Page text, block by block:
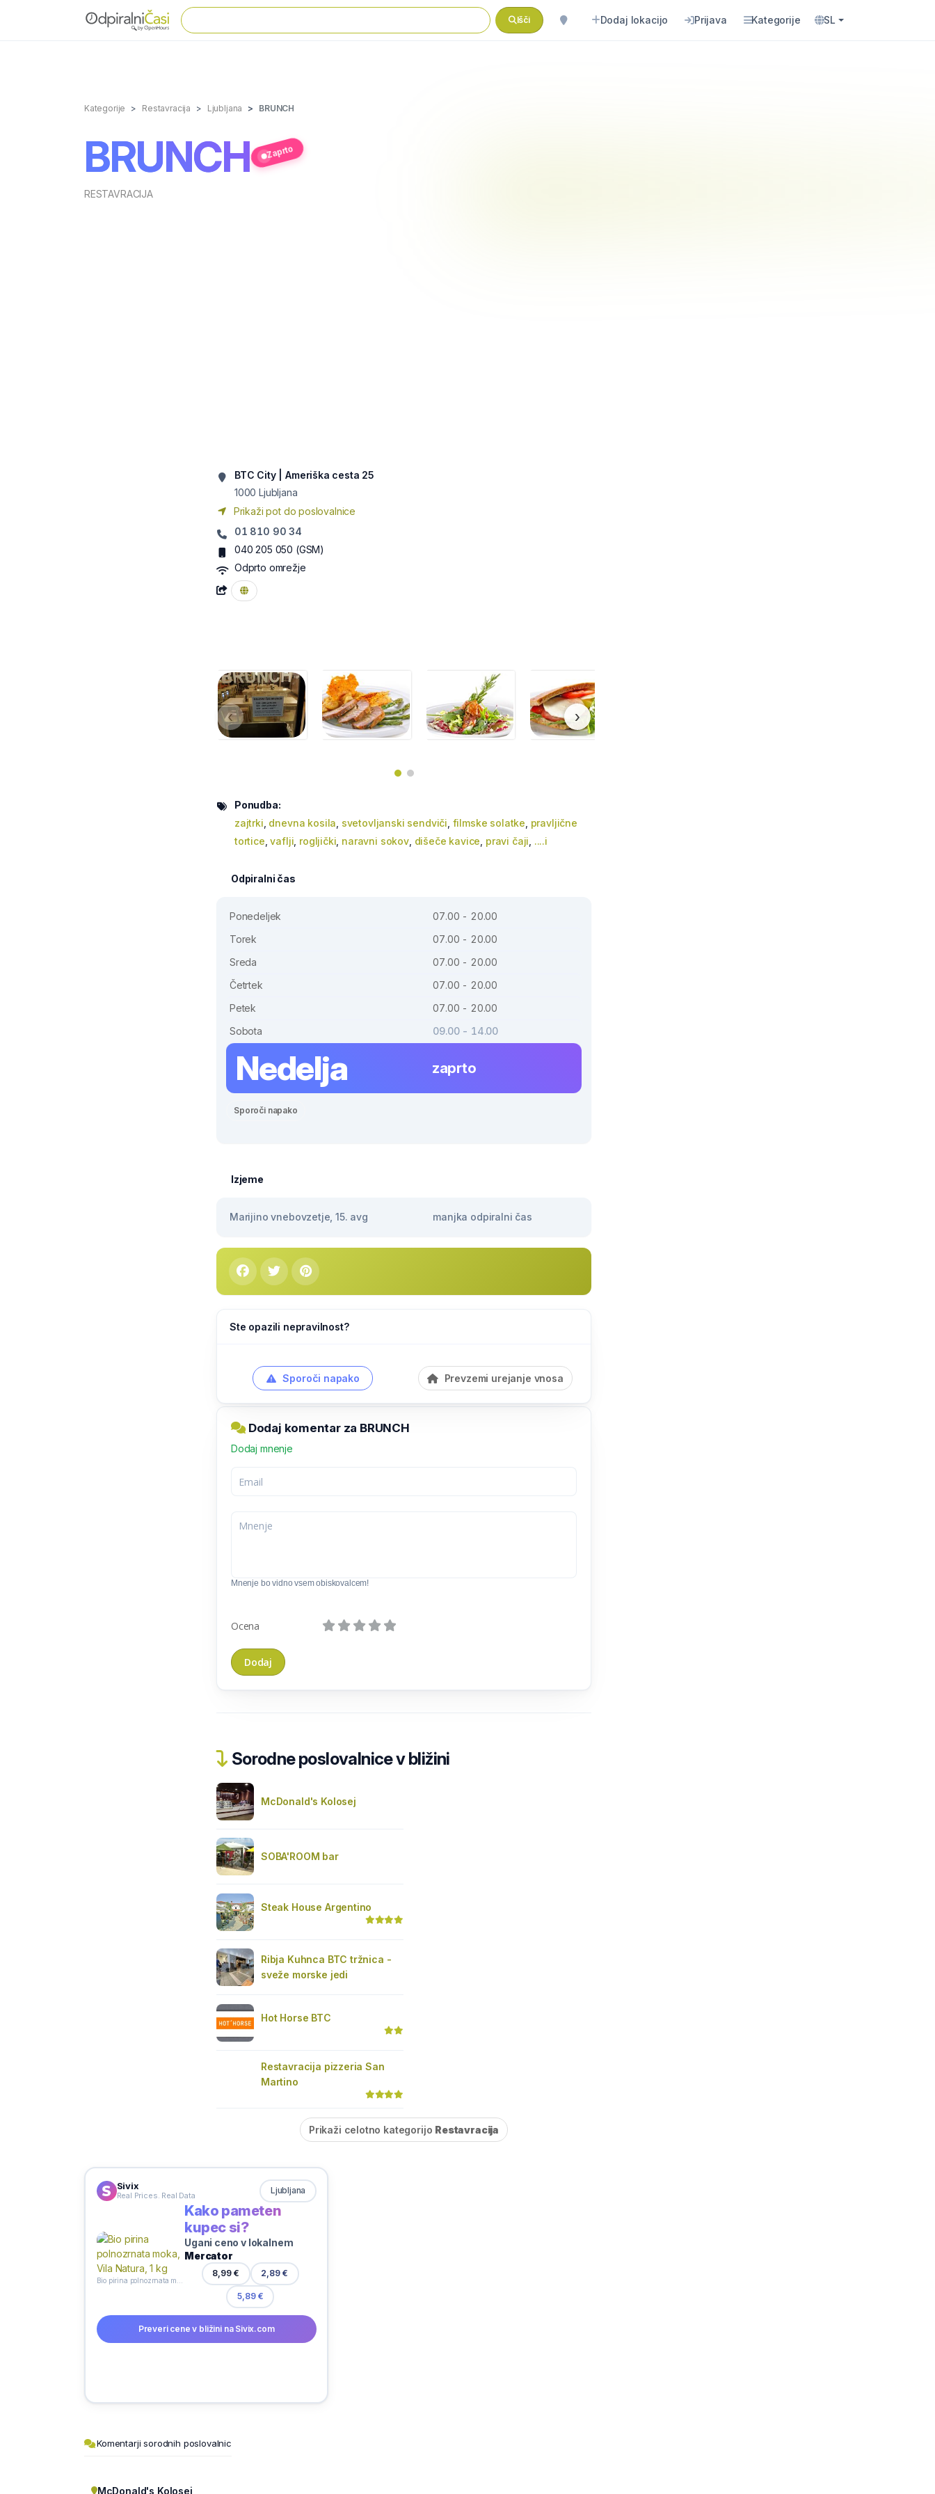
Išči Dodaj lokacijo Prijava Kategorije SL
Kategorije Restavracija Ljubljana BRUNCH
BRUNCH
RESTAVRACIJA
Zaprto
BTC City | Ameriška cesta 25
1000 Ljubljana
Prikaži pot do poslovalnice
01 810 90 34
040 205 050 (GSM)
Odprto omrežje
‹ ›
Ponudba:
zajtrki dnevna kosila svetovljanski sendviči filmske solatke pravljične
tortice ,vaflji rogljički naravni sokov, dišeče kavice pravi čaji ....i
Odpiralni čas
Ponedeljek
07.00 - 20.00
Torek
07.00 - 20.00
Sreda
07.00 - 20.00
Četrtek
07.00 - 20.00
Petek
07.00 - 20.00
Sobota
09.00 - 14.00
Nedelja zaprto
Sporoči napako
Izjeme
Marijino vnebovzetje, 15. avg manjka odpiralni čas
Ste opazili nepravilnost?
Sporoči napako Prevzemi urejanje vnosa
Dodaj komentar za BRUNCH
Dodaj mnenje
Mnenje bo vidno vsem obiskovalcem!
Ocena
Sorodne poslovalnice v bližini
McDonald's Kolosej
SOBA'ROOM bar
Steak House Argentino
Ribja Kuhnca BTC tržnica -
sveže morske jedi
Hot Horse BTC
Restavracija pizzeria San
Martino
Prikaži celotno kategorijo Restavracija
Sivix
Real Prices. Real Data Ljubljana
Kako pameten
kupec si?
Ugani ceno v lokalnem
Mercator
8,99 € 2,89 €
5,89 €
Preveri cene v bližini na Sivix.com
Komentarji sorodnih poslovalnic
McDonald's Kolosej